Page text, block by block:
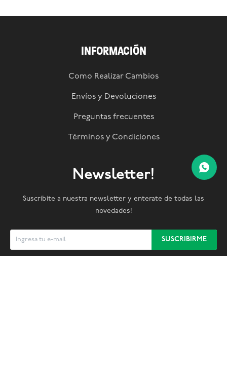
INFORMACIÓN
Como Realizar Cambios
Envíos y Devoluciones
Preguntas frecuentes
Términos y Condiciones
Newsletter!
Suscribite a nuestra newsletter y enterate de todas las
novedades!
SUSCRIBIRME